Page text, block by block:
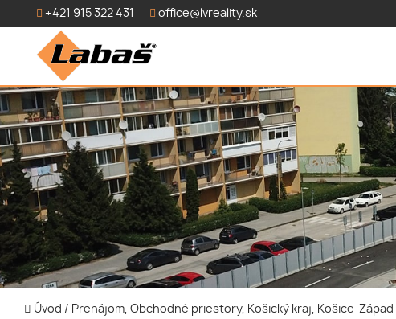
+421 915 322 431 office@lvreality.sk
Úvod / Prenájom, Obchodné priestory, Košický kraj, Košice-Západ